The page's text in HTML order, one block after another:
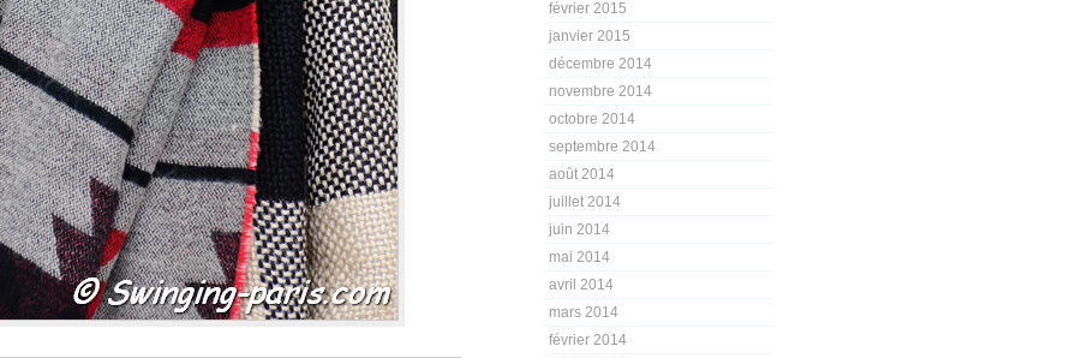
février 2015
janvier 2015
décembre 2014
novembre 2014
octobre 2014
septembre 2014
août 2014
juillet 2014
juin 2014
mai 2014
avril 2014
mars 2014
février 2014